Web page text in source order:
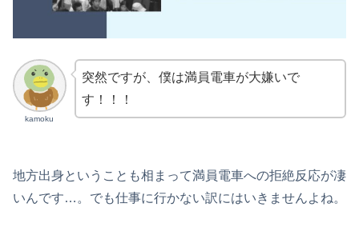
kamoku
突然ですが、僕は満員電車が大嫌いで
す！！！
地方出身ということも相まって満員電車への拒絶反応が凄
いんです…。でも仕事に行かない訳にはいきませんよね。